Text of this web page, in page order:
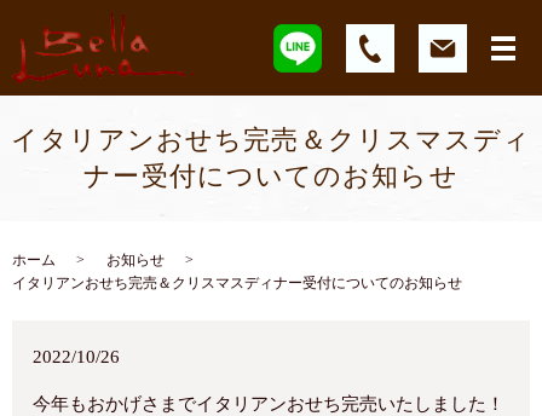
イタリアンおせち完売＆クリスマスディ
ナー受付についてのお知らせ
ホーム
お知らせ
イタリアンおせち完売＆クリスマスディナー受付についてのお知らせ
2022/10/26
今年もおかげさまでイタリアンおせち完売いたしました！